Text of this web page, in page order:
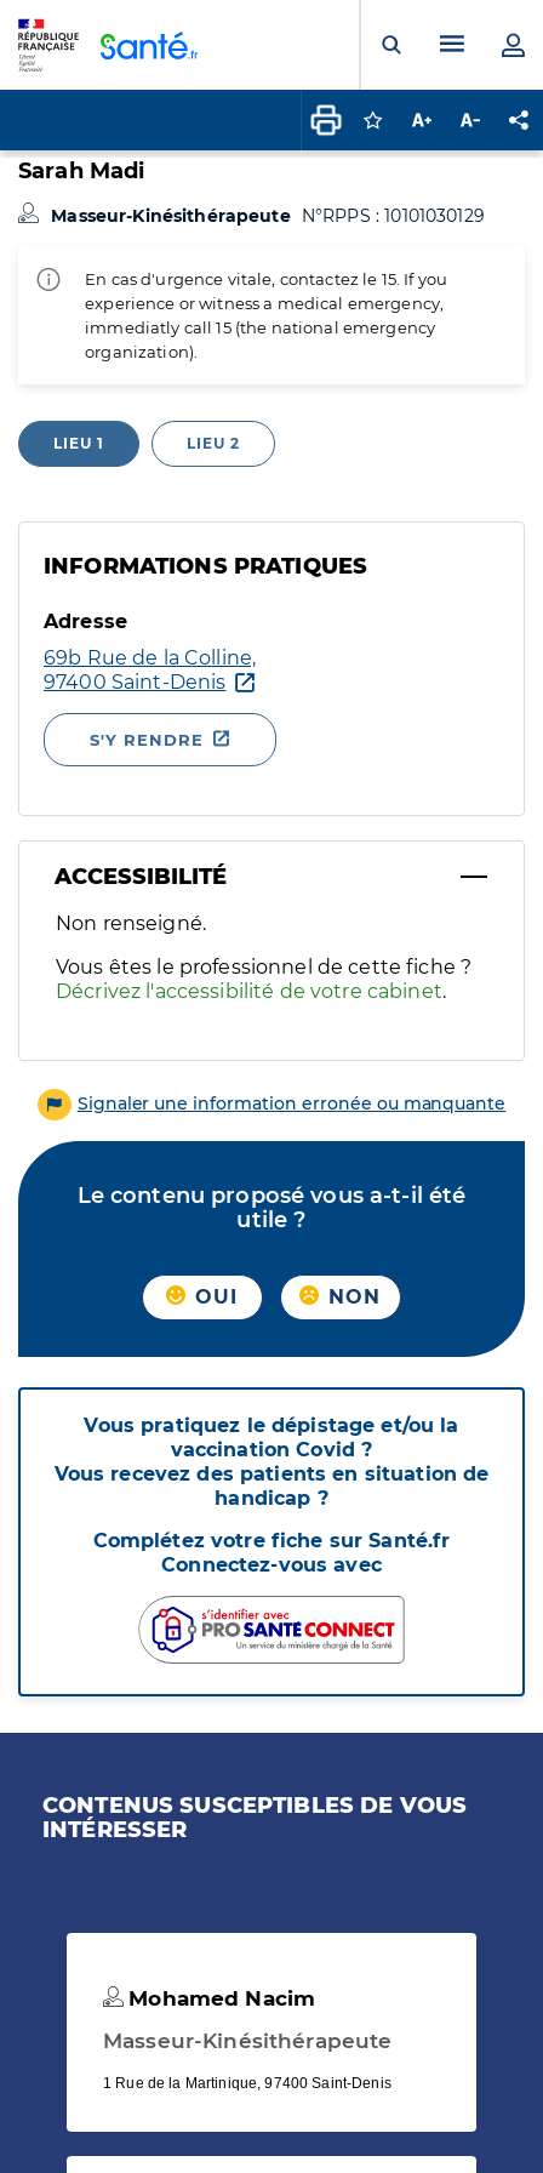
Ouvrir laMenu
Connectez-vous
Augmenter la
Sarah Madi
Masseur-Kinésithérapeute N°RPPS : 10101030129
En cas d'urgence vitale, contactez le 15. If you
experience or witness a medical emergency,
immediatly call 15 (the national emergency
organization).
LIEU 1 LIEU 2
INFORMATIONS PRATIQUES
Adresse
69b Rue de la Colline,
97400 Saint-Denis
S'Y RENDRE
ACCESSIBILITÉ
Filtres
Sélectionnez un ou plusieurs handicaps/besoins
Non renseigné.
Vous êtes le professionnel de cette fiche ?
Décrivez l'accessibilité de votre cabinet.
Signaler une information erronée ou manquante
Le contenu proposé vous a-t-il été
utile ?
OUI NON
Vous pratiquez le dépistage et/ou la
vaccination Covid ?
Vous recevez des patients en situation de
handicap ?
Complétez votre fiche sur Santé.fr
Connectez-vous avec
CONTENUS SUSCEPTIBLES DE VOUS
INTÉRESSER
Mohamed Nacim
Masseur-Kinésithérapeute
1 Rue de la Martinique, 97400 Saint-Denis